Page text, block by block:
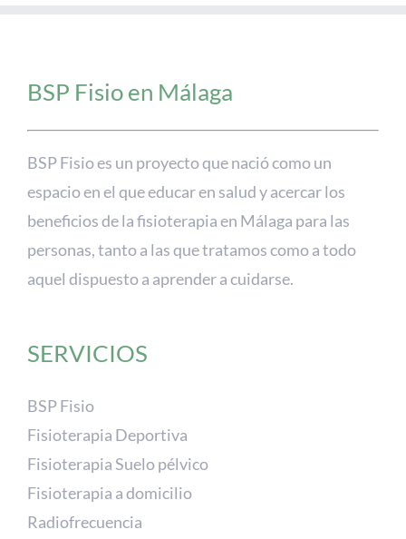
BSP Fisio en Málaga
BSP Fisio es un proyecto que nació como un
espacio en el que educar en salud y acercar los
beneficios de la fisioterapia en Málaga para las
personas, tanto a las que tratamos como a todo
aquel dispuesto a aprender a cuidarse.
SERVICIOS
BSP Fisio
Fisioterapia Deportiva
Fisioterapia Suelo pélvico
Fisioterapia a domicilio
Radiofrecuencia